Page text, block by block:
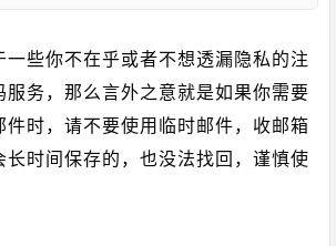
一些你不在乎或者不想透漏隐私的注
服务，那么言外之意就是如果你需要
件时，请不要使用临时邮件，收邮箱
长时间保存的，也没法找回，谨慎使